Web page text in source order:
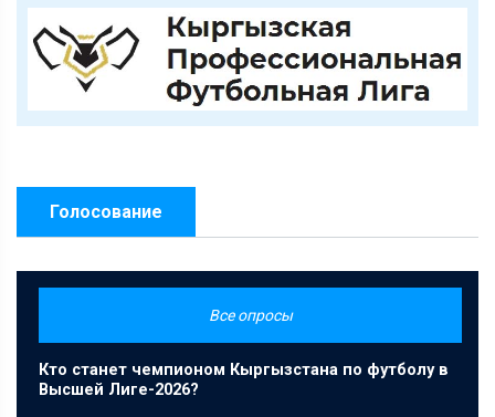
Голосование
Все опросы
Кто станет чемпионом Кыргызстана по футболу в
Высшей Лиге-2026?